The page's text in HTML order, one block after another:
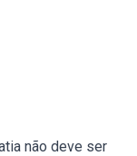
não deve ser